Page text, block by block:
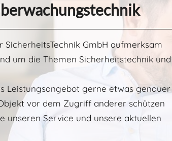
GmbH aufmerksam
um die Themen Sicherheitstechnik und
Leistungsangebot gerne etwas genauer
vor dem Zugriff anderer schützen
unseren Service und unsere aktuellen